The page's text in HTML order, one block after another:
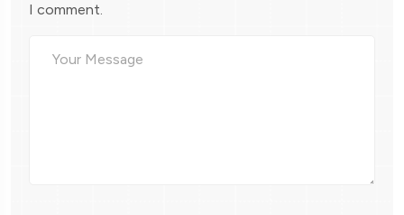
I comment.